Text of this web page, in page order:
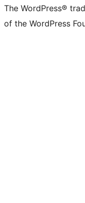
The WordPress®
of the WordPress